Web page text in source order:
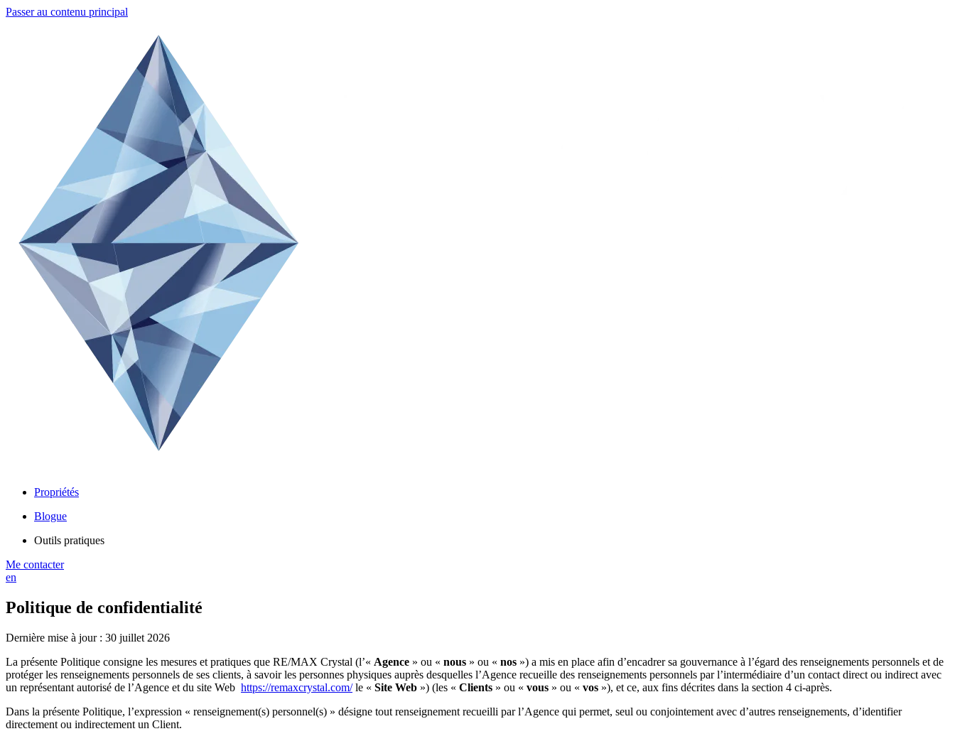
Passer au contenu principal
Propriétés
Blogue
Outils pratiques
Me contacter
en
Politique de confidentialité
Dernière mise à jour : 30 juillet 2026
La présente Politique consigne les mesures et pratiques que RE/MAX Crystal (l’« Agence » ou « nous » ou « nos ») a mis en place afin d’encadrer sa gouvernance à l’égard des renseignements personnels et de
protéger les renseignements personnels de ses clients, à savoir les personnes physiques auprès desquelles l’Agence recueille des renseignements personnels par l’intermédiaire d’un contact direct ou indirect avec
un représentant autorisé de l’Agence et du site Web https://remaxcrystal.com/le « Site Web ») (les « Clients » ou « vous » ou « vos »), et ce, aux fins décrites dans la section 4 ci-après.
Dans la présente Politique, l’expression « renseignement(s) personnel(s) » désigne tout renseignement recueilli par l’Agence qui permet, seul ou conjointement avec d’autres renseignements, d’identifier
directement ou indirectement un Client.